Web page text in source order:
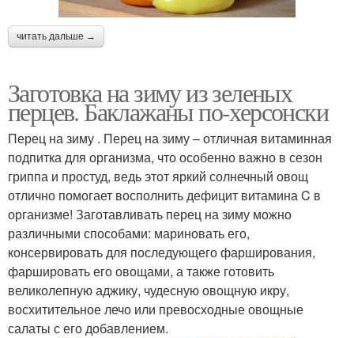
читать дальше →
Заготовка на зиму из зеленых
перцев. Баклажаны по-херсонски
Перец на зиму . Перец на зиму – отличная витаминная
подпитка для организма, что особенно важно в сезон
гриппа и простуд, ведь этот яркий солнечный овощ
отлично помогает восполнить дефицит витамина C в
организме! Заготавливать перец на зиму можно
различными способами: мариновать его,
консервировать для последующего фарширования,
фаршировать его овощами, а также готовить
великолепную аджику, чудесную овощную икру,
восхитительное лечо или превосходные овощные
салаты с его добавлением.